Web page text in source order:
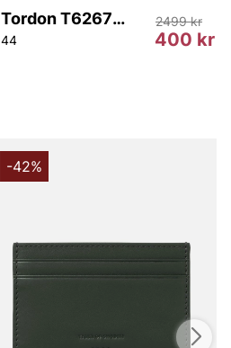
Tordon T62672 1U9
44 400 kr
2499 kr
-42%